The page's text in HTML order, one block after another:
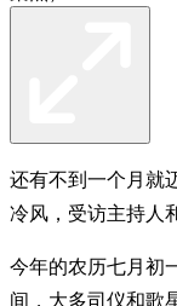
还有不到一个月就
冷风，受访主持人
今年的农历七月初
间，大多司仪和歌